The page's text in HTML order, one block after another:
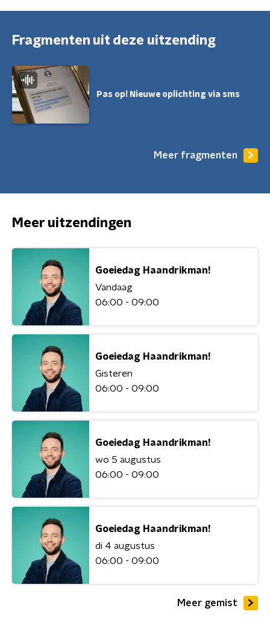
Fragmenten uit deze uitzending
Pas op! Nieuwe oplichting via sms
Meer fragmenten
Meer uitzendingen
Goeiedag Haandrikman!
Vandaag
06:00 - 09:00
Goeiedag Haandrikman!
Gisteren
06:00 - 09:00
Goeiedag Haandrikman!
wo 5 augustus
06:00 - 09:00
Goeiedag Haandrikman!
di 4 augustus
06:00 - 09:00
Meer gemist